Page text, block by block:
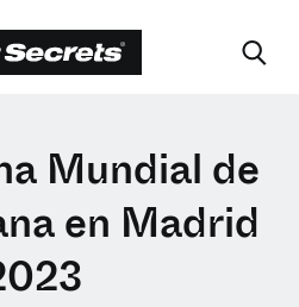
Mundial de
en Madrid